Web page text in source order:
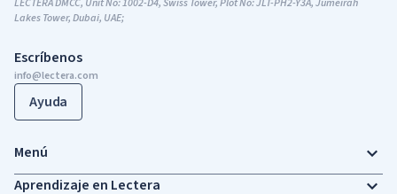
Escríbenos
info@lectera.com
Ayuda
LECTERA DMCC, Unit No: 1002-D4, Swiss Tower, Plot No: JLT-PH2-Y3A, Jumeirah
Lakes Tower, Dubai, UAE;
Menú
Aprendizaje en Lectera